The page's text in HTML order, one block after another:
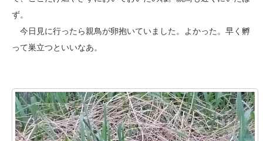
ず。
今日見に行ったら親鳥が卵抱いていました。よかった。早く孵
って巣立つといいなあ。